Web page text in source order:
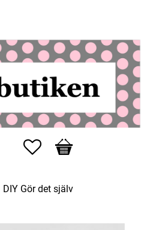
Favorites
Basket
DIY Gör det själv